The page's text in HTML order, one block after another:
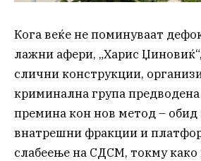
Кога веќе не поминуваат
лажни афери, „Харис
слични конструкции,
криминална група
премина кон нов метод – обид
внатрешни фракции и
слабеење на СДСМ, токму